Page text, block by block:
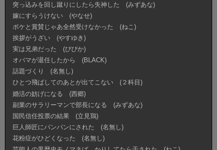
突っ込みを回し蹴りにしたら失神した (みずあな)
嫁にすらうけない (やなせ)
ボケと賞賛じゃあ全然受けなかった (ねこ)
挨拶がうざい (やすゆき)
実は兄弟だった (ぴぴか)
オバマが退任したから (BLACK)
話題づくり (名無し)
ひとつ飛ばしてのあとが出てこない (２科目)
婚活の妨げになる (西郷)
副業のサラリーマンで部長になる (みずあな)
国民信任投票の結果 (立見鶏)
巨人師匠にパンパンにされた (名無し)
花粉症がひどくなった (名無し)